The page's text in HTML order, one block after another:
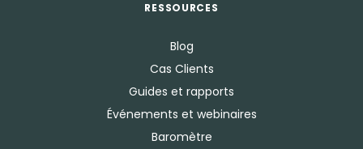
RESSOURCES
Blog
Cas Clients
Guides et rapports
Événements et webinaires
Baromètre